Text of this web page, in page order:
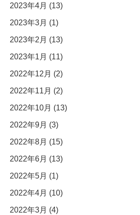
2023年4月 (13)
2023年3月 (1)
2023年2月 (13)
2023年1月 (11)
2022年12月 (2)
2022年11月 (2)
2022年10月 (13)
2022年9月 (3)
2022年8月 (15)
2022年6月 (13)
2022年5月 (1)
2022年4月 (10)
2022年3月 (4)